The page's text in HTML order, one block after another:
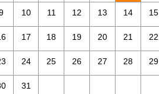
10 11 12 13 14 15
17 18 19 20 21 22
24 25 26 27 28 29
31